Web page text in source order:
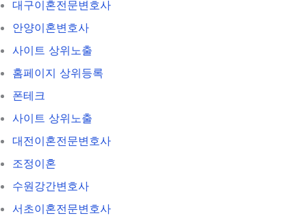
대구이혼전문변호사
안양이혼변호사
사이트 상위노출
홈페이지 상위등록
폰테크
사이트 상위노출
대전이혼전문변호사
조정이혼
수원강간변호사
서초이혼전문변호사